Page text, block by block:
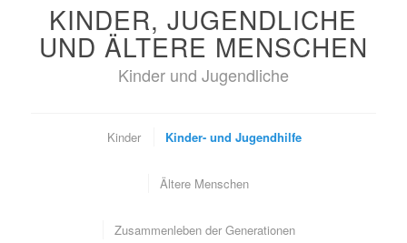
KINDER, JUGENDLICHE
UND ÄLTERE MENSCHEN
Kinder und Jugendliche
Kinder Kinder- und Jugendhilfe
Ältere Menschen
Zusammenleben der Generationen